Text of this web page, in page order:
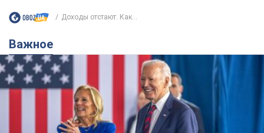
Доходы отстают. Как...
Важное